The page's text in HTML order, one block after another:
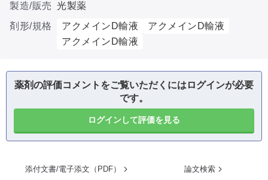
製造/販売 光製薬
剤形/規格
アクメインD輸液
アクメインD輸液
アクメインD輸液
薬剤の評価コメントをご覧いただくにはログインが必要
です。
ログインして評価を見る
添付文書/電子添文（PDF） 論文検索